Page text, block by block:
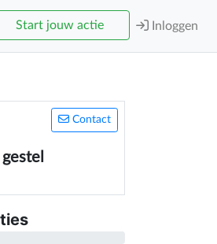
Start jouw actie Inloggen
Contact